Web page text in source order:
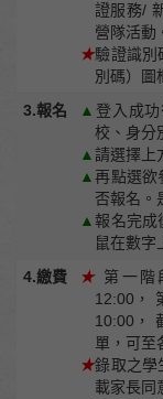
證服務/
營隊活動
★驗證識別
別碼）圖
3.報名
▲ 登入成
校、身分
▲請選擇上
▲再點選欲
否報名。
▲報名完成
鼠在數字
4.繳費
★ 第一階
12:00，
10:00，
單，可至
★錄取之學
載家長同